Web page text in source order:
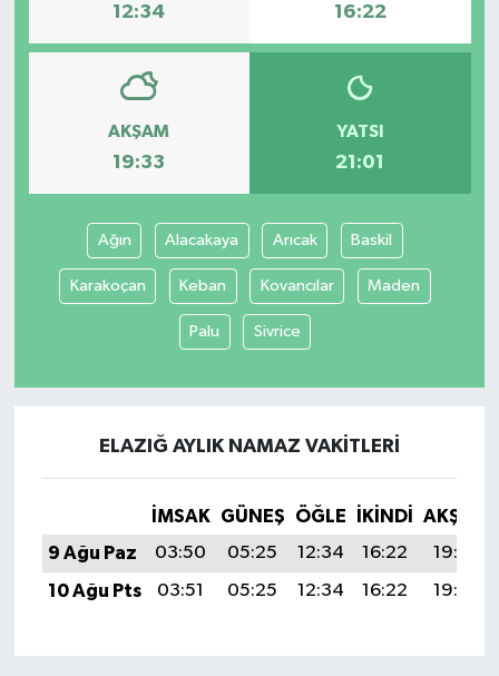
12:34 16:22
AKŞAM
19:33
YATSI
21:01
Ağın Alacakaya Arıcak Baskil
Karakoçan Keban Kovancılar Maden
Palu Sivrice
ELAZIĞ AYLIK NAMAZ VAKITLERI
İMSAK GÜNEŞ ÖĞLE İKINDI
AKŞAM
9 Ağu Paz
03:50 05:25 12:34 16:22
19:33
10 Ağu Pts
03:51 05:25 12:34 16:22 19:32